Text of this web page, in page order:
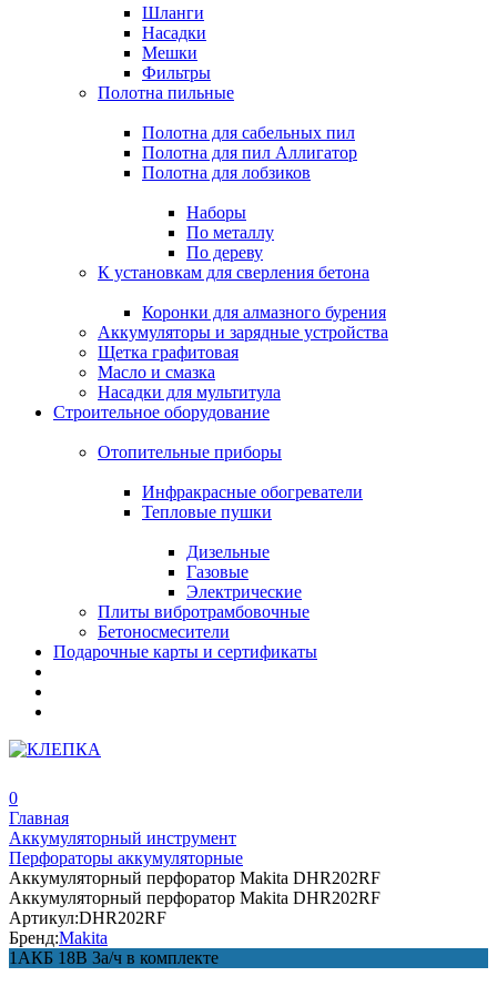
Шланги
Насадки
Мешки
Фильтры
Полотна пильные
Полотна для сабельных пил
Полотна для пил Аллигатор
Полотна для лобзиков
Наборы
По металлу
По дереву
К установкам для сверления бетона
Коронки для алмазного бурения
Аккумуляторы и зарядные устройства
Щетка графитовая
Масло и смазка
Насадки для мультитула
Строительное оборудование
Отопительные приборы
Инфракрасные обогреватели
Тепловые пушки
Дизельные
Газовые
Электрические
Плиты вибротрамбовочные
Бетоносмесители
Подарочные карты и сертификаты
0
Главная
Аккумуляторный инструмент
Перфораторы аккумуляторные
Аккумуляторный перфоратор Makita DHR202RF
Аккумуляторный перфоратор Makita DHR202RF
Артикул:DHR202RF
Бренд:Makita
1АКБ 18В 3а/ч в комплекте